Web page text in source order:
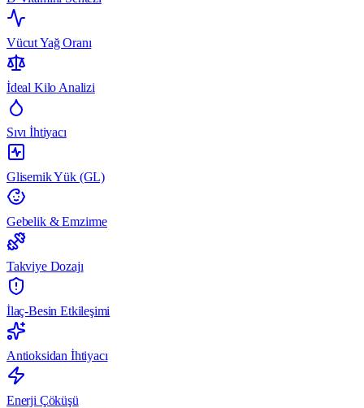
Vücut Yağ Oranı
İdeal Kilo Analizi
Sıvı İhtiyacı
Glisemik Yük (GL)
Gebelik & Emzirme
Takviye Dozajı
İlaç-Besin Etkileşimi
Antioksidan İhtiyacı
Enerji Çöküşü